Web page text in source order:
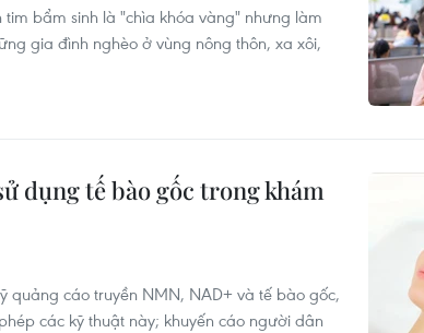
bẩm sinh là "chìa khóa vàng" nhưng làm
gia đình nghèo ở vùng nông thôn, xa xôi,
dụng tế bào gốc trong khám
quảng cáo truyền NMN, NAD+ và tế bào gốc,
các kỹ thuật này; khuyến cáo người dân